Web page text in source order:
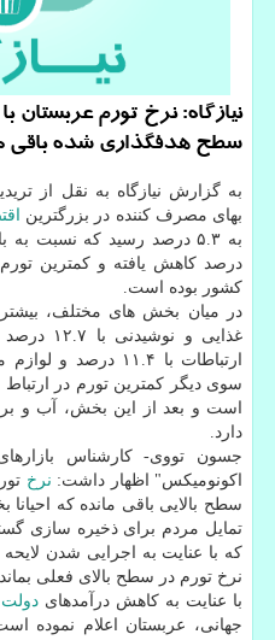
نیازگاه: نرخ تورم عربستان
سطح هدفگذاری شده باقی
به گزارش نیازگاه به نقل از
بهای مصرف کننده در بزرگترین
درصد کاهش یافته و کمترین
کشور بوده است.
در میان بخش های مختلف،
غذایی و
سوی دیگر کمترین تورم در ارتباط
دارد.
جسون تووی- کارشناس
اکونومیکس" اظهار داشت: نرخ
سطح بالایی باقی مانده که
تمایل مردم برای ذخیره سازی
که با عنایت به اجرایی شدن
نرخ تورم در سطح بالای فعلی بماند.
با عنایت به کاهش درآمدهای دولت
جهانی، عربستان اعلام نموده